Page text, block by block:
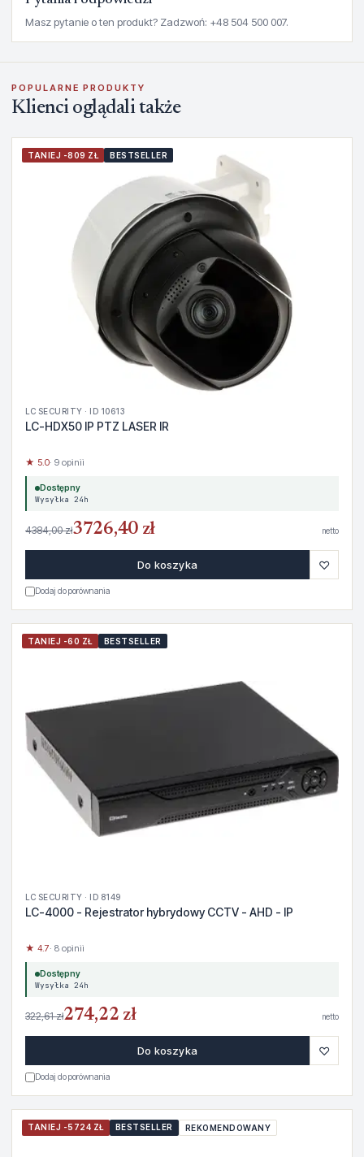
Masz pytanie o ten produkt? Zadzwoń: +48 504 500 007.
POPULARNE PRODUKTY
Klienci oglądali także
TANIEJ -809 ZŁ BESTSELLER
LC SECURITY · ID 10613
LC-HDX50 IP PTZ LASER IR
★ 5.0· 9 opinii
Dostępny
Wysyłka 24h
4384,00 zł3726,40 zł netto
Do koszyka ♡
Dodaj do porównania
TANIEJ -60 ZŁ BESTSELLER
LC SECURITY · ID 8149
LC-4000 - Rejestrator hybrydowy CCTV - AHD - IP
★ 4.7· 8 opinii
Dostępny
Wysyłka 24h
322,61 zł274,22 zł netto
Do koszyka ♡
Dodaj do porównania
TANIEJ -5724 ZŁ BESTSELLER REKOMENDOWANY